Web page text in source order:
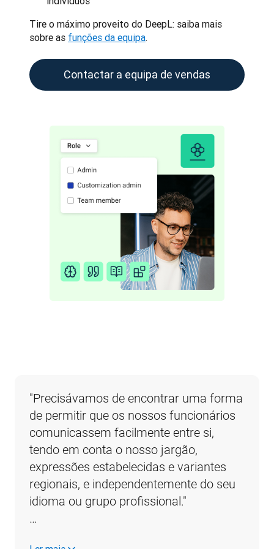
Tire o máximo proveito do DeepL: saiba mais
sobre as funções da equipa.
Contactar a equipa de vendas
"Precisávamos de encontrar uma forma
de permitir que os nossos funcionários
comunicassem facilmente entre si,
tendo em conta o nosso jargão,
expressões estabelecidas e variantes
regionais, e independentemente do seu
idioma ou grupo profissional."
…